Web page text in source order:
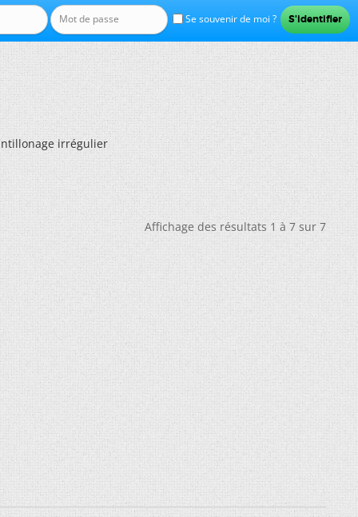
Se souvenir de moi ?
irrégulier
Affichage des résultats 1 à 7 sur 7